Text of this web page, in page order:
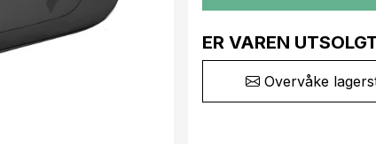
ER VAREN
Overvåke